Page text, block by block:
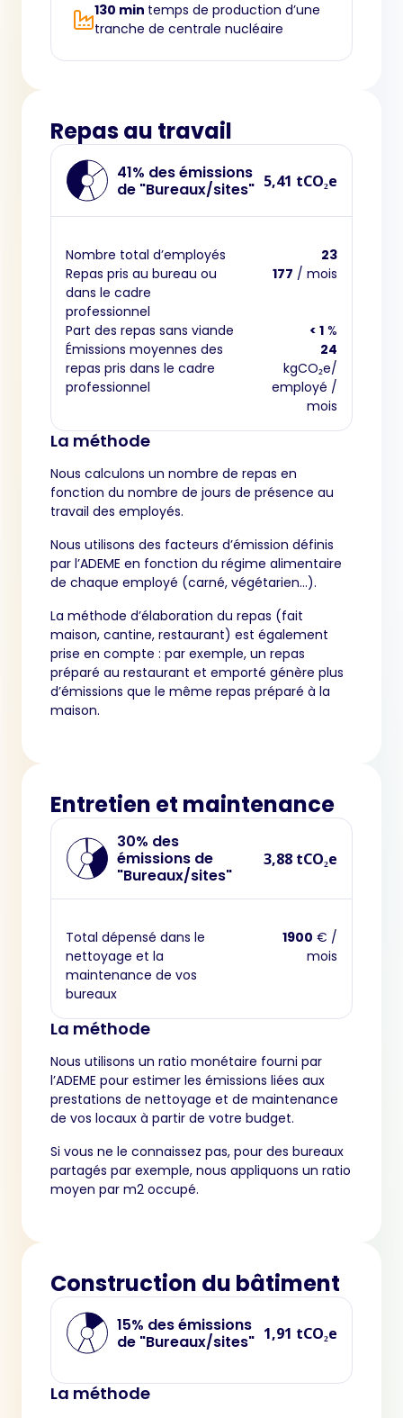
130 min temps de production d’une
tranche de centrale nucléaire
Repas au travail
41% des émissions
de "Bureaux/sites" 5,41 tCO₂e
Nombre total d’employés
23
Repas pris au bureau ou
dans le cadre
professionnel
177 / mois
Part des repas sans viande < 1 %
Émissions moyennes des
repas pris dans le cadre
professionnel
24
kgCO₂e/
employé /
mois
La méthode
Nous calculons un nombre de repas en
fonction du nombre de jours de présence au
travail des employés.
Nous utilisons des facteurs d’émission définis
par l’ADEME en fonction du régime alimentaire
de chaque employé (carné, végétarien…).
La méthode d’élaboration du repas (fait
maison, cantine, restaurant) est également
prise en compte : par exemple, un repas
préparé au restaurant et emporté génère plus
d’émissions que le même repas préparé à la
maison.
Entretien et maintenance
30% des
émissions de
"Bureaux/sites"
3,88 tCO₂e
Total dépensé dans le
nettoyage et la
maintenance de vos
bureaux
1900 € /
mois
La méthode
Nous utilisons un ratio monétaire fourni par
l’ADEME pour estimer les émissions liées aux
prestations de nettoyage et de maintenance
de vos locaux à partir de votre budget.
Si vous ne le connaissez pas, pour des bureaux
partagés par exemple, nous appliquons un ratio
moyen par m2 occupé.
Construction du bâtiment
15% des émissions
de "Bureaux/sites" 1,91 tCO₂e
La méthode